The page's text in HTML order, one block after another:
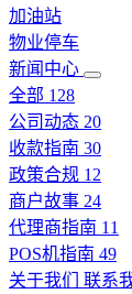
加油站
物业停车
新闻中心
全部 128
公司动态 20
收款指南 30
政策合规 12
商户故事 24
代理商指南 11
POS机指南 49
关于我们 联系